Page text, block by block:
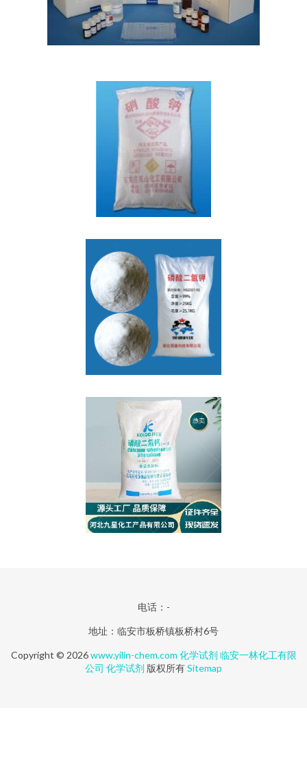
电话：-
地址：临安市板桥镇板桥村6号
Copyright © 2026www.yilin-chem.com 化学试剂 临安一林化工有限
公司 化学试剂 版权所有Sitemap